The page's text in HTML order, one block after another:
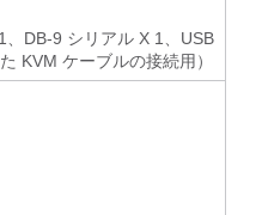
、DB-9 シリアル X 1、USB
KVM ケーブルの接続用）